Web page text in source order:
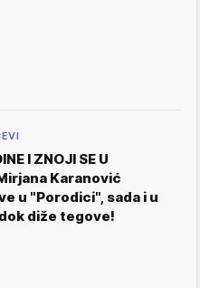
I ZNOJI SE U
Karanović
u "Porodici", sada i u
diže tegove!